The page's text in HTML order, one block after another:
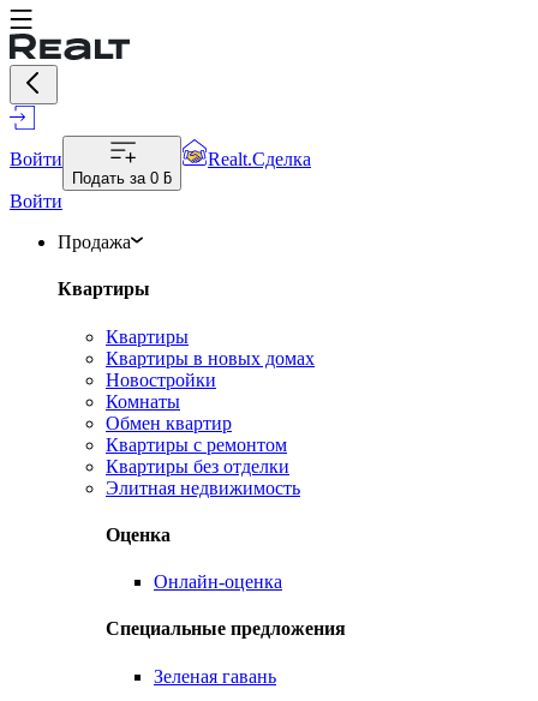
Войти
Подать за 0 ƃ
Realt.Сделка
Войти
Продажа
Квартиры
Квартиры
Квартиры в новых домах
Новостройки
Комнаты
Обмен квартир
Квартиры с ремонтом
Квартиры без отделки
Элитная недвижимость
Оценка
Онлайн-оценка
Специальные предложения
Зеленая гавань